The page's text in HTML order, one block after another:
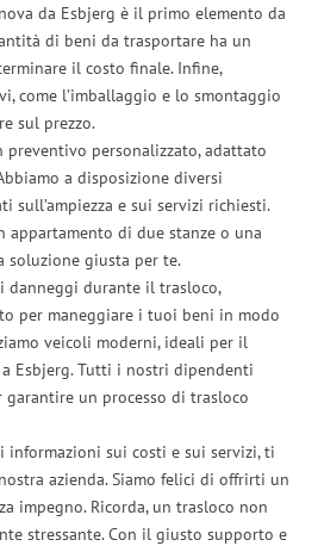
da Esbjerg è il primo elemento da
di beni da trasportare ha un
il costo finale. Infine,
come l’imballaggio e lo smontaggio
sul prezzo.
preventivo personalizzato, adattato
a disposizione diversi
sull’ampiezza e sui servizi richiesti.
appartamento di due stanze o una
soluzione giusta per te.
danneggi durante il trasloco,
per maneggiare i tuoi beni in modo
veicoli moderni, ideali per il
Esbjerg. Tutti i nostri dipendenti
un processo di trasloco
sui costi e sui servizi, ti
azienda. Siamo felici di offrirti un
impegno. Ricorda, un trasloco non
stressante. Con il giusto supporto e